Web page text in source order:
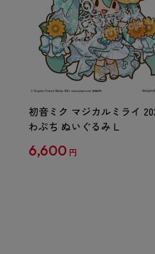
初音ミク マジカルミライ
わぷち ぬいぐるみ L
6,600 円